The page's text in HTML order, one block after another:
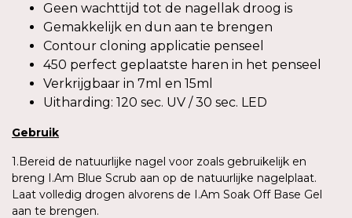
Geen wachttijd tot de nagellak droog is
Gemakkelijk en dun aan te brengen
Contour cloning applicatie penseel
450 perfect geplaatste haren in het penseel
Verkrijgbaar in 7ml en 15ml
Uitharding: 120 sec. UV / 30 sec. LED
Gebruik
1.Bereid de natuurlijke nagel voor zoals gebruikelijk en
breng I.Am Blue Scrub aan op de natuurlijke nagelplaat.
Laat volledig drogen alvorens de I.Am Soak Off Base Gel
aan te brengen.